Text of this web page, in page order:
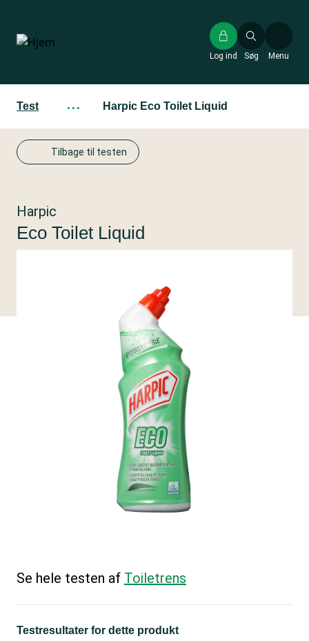
hovedindhold
Søg
Log ind Menu
Test ··· Harpic Eco Toilet Liquid
Tilbage til testen
Harpic
Eco Toilet Liquid
Se hele testen af Toiletrens
Testresultater for dette produkt